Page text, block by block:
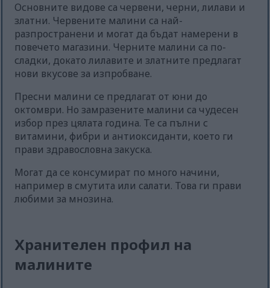
Основните видове са червени, черни, лилави и
златни. Червените малини са най-
разпространени и могат да бъдат намерени в
повечето магазини. Черните малини са по-
сладки, докато лилавите и златните предлагат
нови вкусове за изпробване.
Пресни малини се предлагат от юни до
октомври. Но замразените малини са чудесен
избор през цялата година. Те са пълни с
витамини, фибри и антиоксиданти, което ги
прави здравословна закуска.
Могат да се консумират по много начини,
например в смутита или салати. Това ги прави
любими за мнозина.
Хранителен профил на
малините